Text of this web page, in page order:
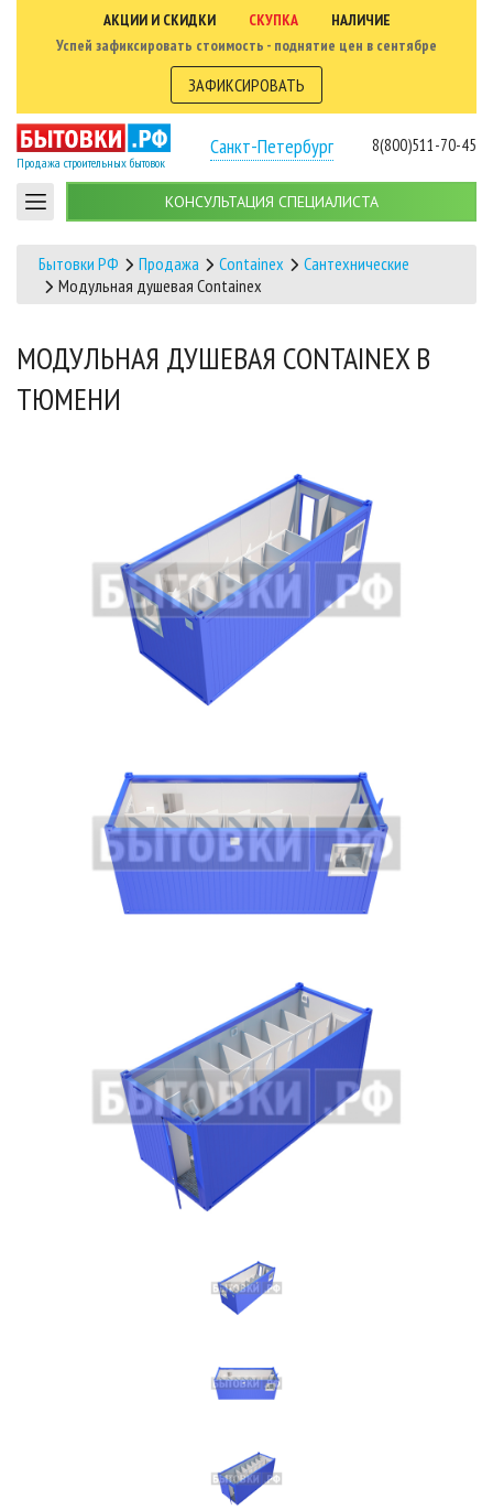
АКЦИИ И СКИДКИ СКУПКА
НАЛИЧИЕ
Успей зафиксировать стоимость - поднятие цен в сентябре
ЗАФИКСИРОВАТЬ
Продажа строительных бытовок
Санкт-Петербург 8(800)511-70-45
КОНСУЛЬТАЦИЯ СПЕЦИАЛИСТА
Бытовки РФ Продажа Containex
Сантехнические
Модульная душевая Containex
МОДУЛЬНАЯ ДУШЕВАЯ CONTAINEX В
ТЮМЕНИ